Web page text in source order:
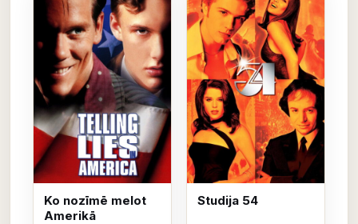
Ko nozīmē melot
Amerikā
Studija 54